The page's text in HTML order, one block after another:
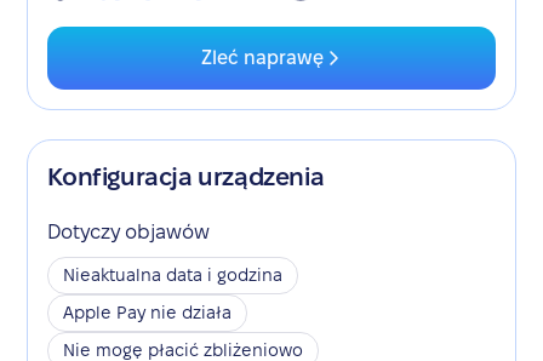
Zleć naprawę
Konfiguracja urządzenia
Dotyczy objawów
Nieaktualna data i godzina
Apple Pay nie działa
Nie mogę płacić zbliżeniowo